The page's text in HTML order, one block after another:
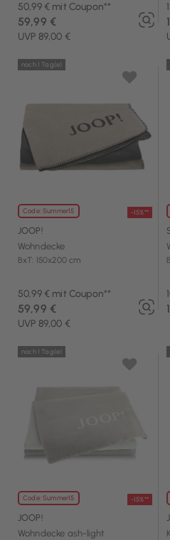
50,99 € mit Coupon**
UVP 89,00 €
59,99 €
Code: Summer15 -15%**
noch 1 Tag(e)
JOOP!
Wohndecke
BxT: 150x200 cm
50,99 € mit Coupon**
UVP 89,00 €
59,99 €
Code: Summer15 -15%**
noch 1 Tag(e)
JOOP!
Wohndecke ash-light